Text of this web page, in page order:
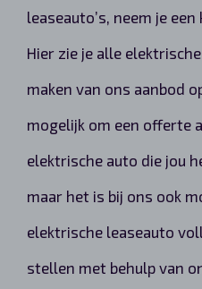
leaseauto’s, neem je
Hier zie je alle
maken van ons aanbod
mogelijk om een offerte
elektrische auto die jou
maar het is bij ons ook
elektrische leaseauto
stellen met behulp van